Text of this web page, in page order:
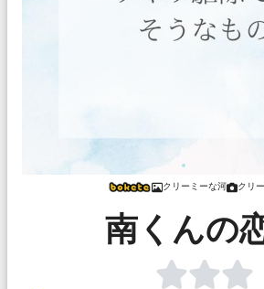
クリーミーな河 クリ
南くんの